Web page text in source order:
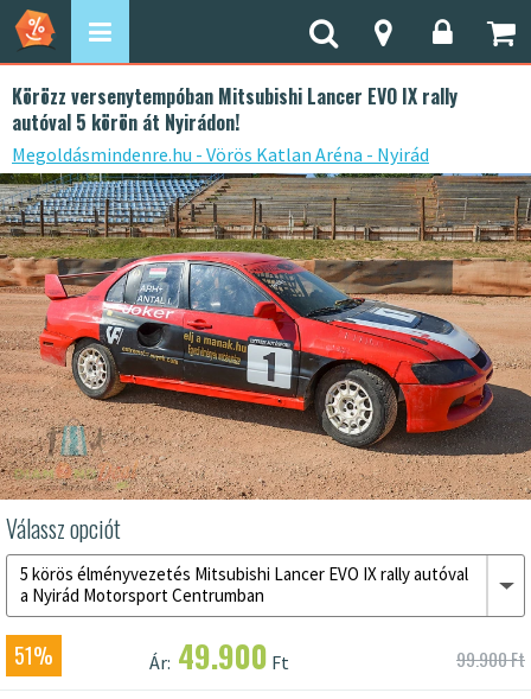
Körözz versenytempóban Mitsubishi Lancer EVO IX rally
autóval 5 körön át Nyirádon!
Megoldásmindenre.hu - Vörös Katlan Aréna - Nyirád
Válassz opciót
5 körös élményvezetés Mitsubishi Lancer EVO IX rally autóval
a Nyirád Motorsport Centrumban
51% Ár: 49.900 Ft 99.900 Ft